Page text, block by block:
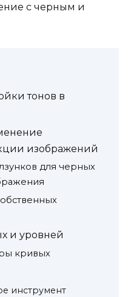
с черным и
тонов в
изображений
для черных
и уровней
кривых
инструмент